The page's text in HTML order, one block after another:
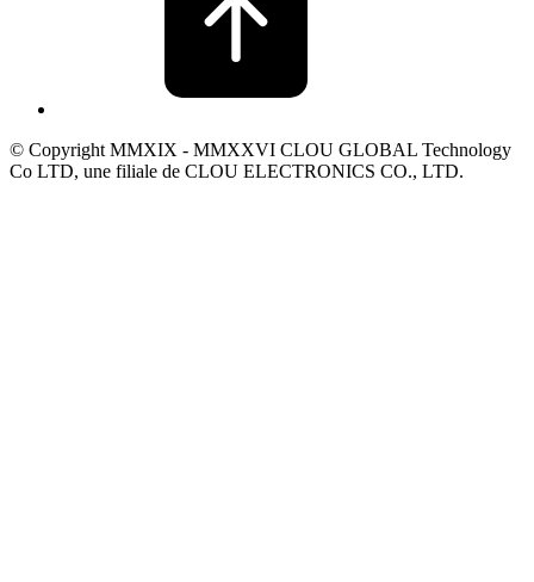
© Copyright MMXIX - MMXXVI CLOU GLOBAL Technology
Co LTD, une filiale de CLOU ELECTRONICS CO., LTD.